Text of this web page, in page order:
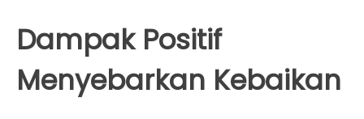
Dampak Positif
Menyebarkan Kebaikan